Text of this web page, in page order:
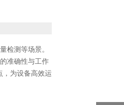
检测等场景。
准确性与工作
，为设备高效运